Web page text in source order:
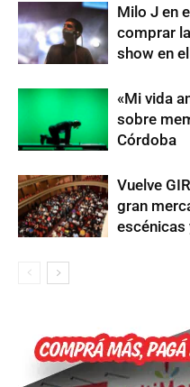
Milo J en
comprar
show en
«Mi vida
sobre
Córdoba
Vuelve
gran
escénicas